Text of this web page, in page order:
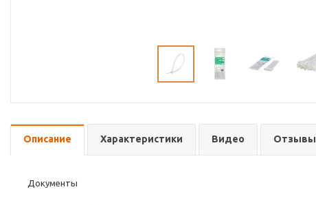
Описание Характеристики Видео Отзывы
Документы